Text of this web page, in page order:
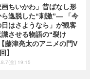
画ちいかわ」昔ばなし形
ら逸脱した“刺激”― 「今
日はさようなら」が観客
識させる物語の“裂け
藤津亮太のアニメの門V
】
金) 19:15